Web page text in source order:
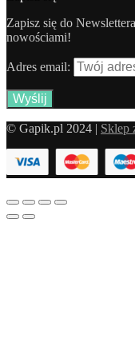
Zapisz się do
nowościami!
Adres email:
© Gapik.pl 2024 | Sklep